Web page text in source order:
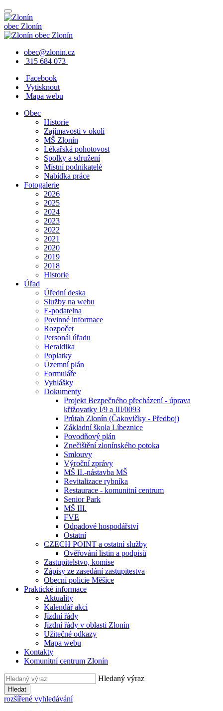
obec Zlonín
obec Zlonín
obec@zlonin.cz
315 684 073
Facebook
Vytisknout
Mapa webu
Obec
Historie
Zajímavosti v okolí
MŠ Zlonín
Lékařská pohotovost
Spolky a sdružení
Místní podnikatelé
Nabídka práce
Fotogalerie
2026
2025
2024
2023
2022
2021
2020
2019
2018
Historie
Úřad
Úřední deska
Služby na webu
E-podatelna
Povinné informace
Rozpočet
Personál úřadu
Heraldika
Poplatky
Územní plán
Formuláře
Vyhlášky
Dokumenty
Projekt Bezpečného přecházení - úprava
křižovatky I/9 a III/0093
Průtah Zlonín (Čakovičky - Předboj)
Základní škola Líbeznice
Povodňový plán
Znečištění zlonínského potoka
Smlouvy
Výroční zprávy
MŠ II.-nástavba MŠ
Revitalizace rybníka
Restaurace - komunitní centrum
Senior Park
MŠ III.
FVE
Odpadové hospodářství
Ostatní
CZECH POINT a ostatní služby
Ověřování listin a podpisů
Zastupitelstvo, komise
Zápisy ze zasedání zastupitestva
Obecní policie Měšice
Praktické informace
Aktuality
Kalendář akcí
Jízdní řády
Jízdní řády v oblasti Zlonín
Užitečné odkazy
Mapa webu
Kontakty
Komunitní centrum Zlonín
Hledaný výraz
Hledat
rozšířené vyhledávání